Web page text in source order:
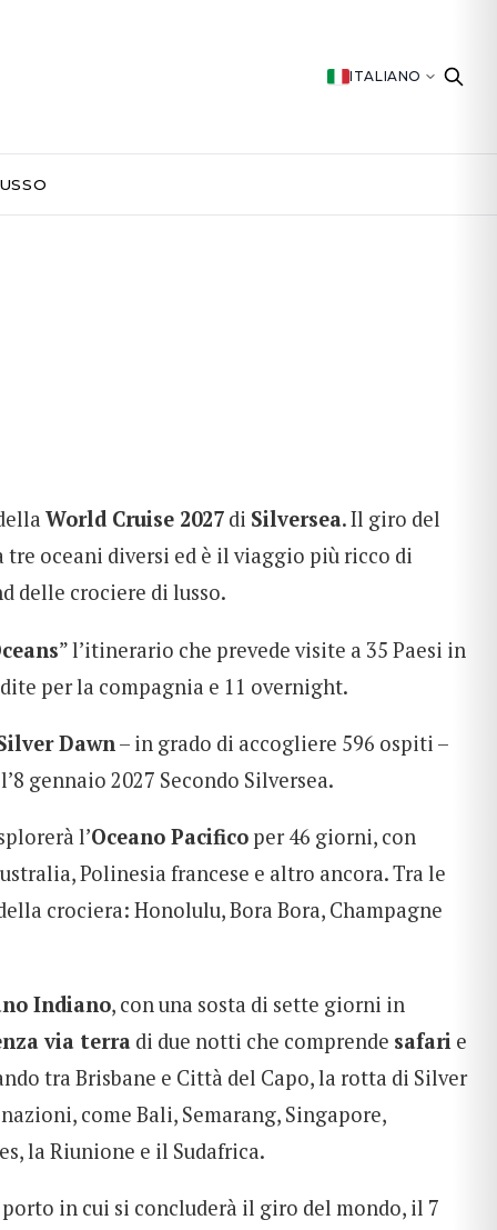
ITALIANO
World Cruise 2027 di Silversea. Il giro del
oceani diversi ed è il viaggio più ricco di
delle crociere di lusso.
” l’itinerario che prevede visite a 35 Paesi in
per la compagnia e 11 overnight.
Dawn– in grado di accogliere 596 ospiti –
gennaio 2027 Secondo Silversea.
l’Oceano Pacifico per 46 giorni, con
Polinesia francese e altro ancora. Tra le
crociera: Honolulu, Bora Bora, Champagne
Indiano, con una sosta di sette giorni in
via terra di due notti che comprende safari e
tra Brisbane e Città del Capo, la rotta di Silver
come Bali, Semarang, Singapore,
la Riunione e il Sudafrica.
in cui si concluderà il giro del mondo, il 7